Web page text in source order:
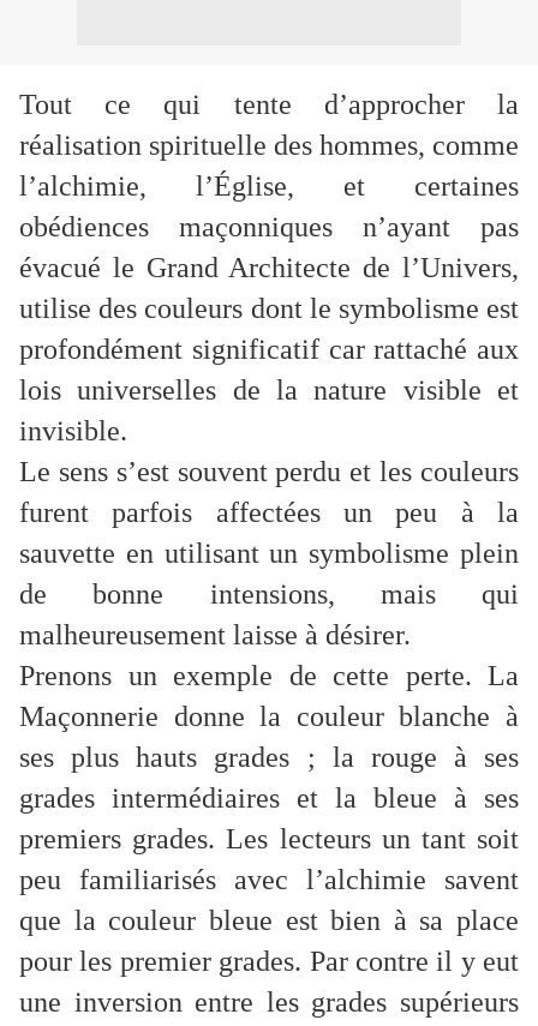
Tout ce qui tente d’approcher la
réalisation spirituelle des hommes, comme
l’alchimie, l’Église, et certaines
obédiences maçonniques n’ayant pas
évacué le Grand Architecte de l’Univers,
utilise des couleurs dont le symbolisme est
profondément significatif car rattaché aux
lois universelles de la nature visible et
invisible.
Le sens s’est souvent perdu et les couleurs
furent parfois affectées un peu à la
sauvette en utilisant un symbolisme plein
de bonne intensions, mais qui
malheureusement laisse à désirer.
Prenons un exemple de cette perte. La
Maçonnerie donne la couleur blanche à
ses plus hauts grades ; la rouge à ses
grades intermédiaires et la bleue à ses
premiers grades. Les lecteurs un tant soit
peu familiarisés avec l’alchimie savent
que la couleur bleue est bien à sa place
pour les premier grades. Par contre il y eut
une inversion entre les grades supérieurs